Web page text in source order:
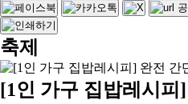
축제
[1인 가구 집밥레시피